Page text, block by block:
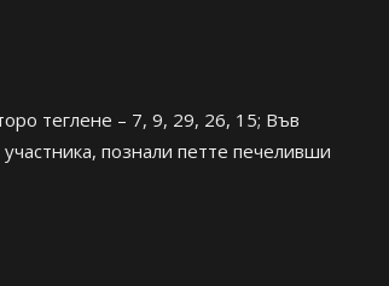
теглене – 7, 9, 29, 26, 15; Във
познали петте печеливши